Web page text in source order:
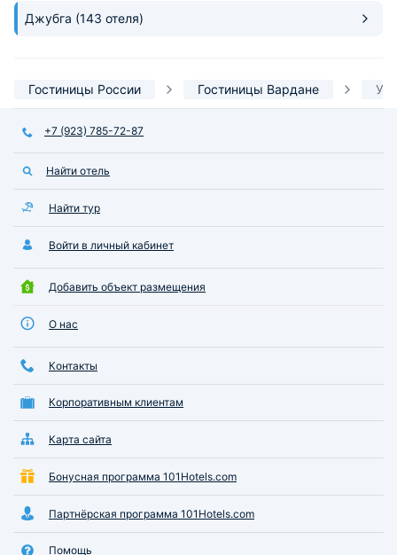
Джубга (143 отеля)
Гостиницы России Гостиницы Вардане У
+7 (923) 785-72-87
Найти отель
Найти тур
Войти в личный кабинет
Добавить объект размещения
О нас
Контакты
Корпоративным клиентам
Карта сайта
Бонусная программа 101Hotels.com
Партнёрская программа 101Hotels.com
Помощь